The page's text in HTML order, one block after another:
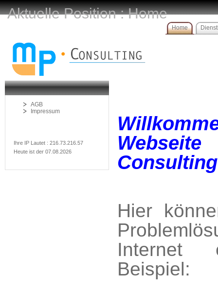
Aktuelle Position : Home
Home
AGB
Impressum
Ihre IP Lautet : 216.73.216.57
Heute ist der 07.08.2026
Hier
Internet
Beispiel: